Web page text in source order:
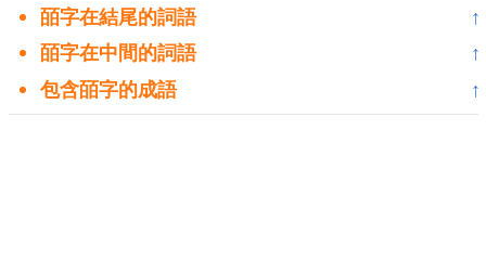
皕字在結尾的詞語
↑
皕字在中間的詞語
↑
包含皕字的成語
↑